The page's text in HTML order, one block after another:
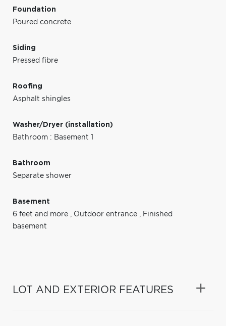
Foundation
Poured concrete
Siding
Pressed fibre
Roofing
Asphalt shingles
Washer/Dryer (installation)
Bathroom : Basement 1
Bathroom
Separate shower
Basement
6 feet and more , Outdoor entrance , Finished
basement
LOT AND EXTERIOR FEATURES